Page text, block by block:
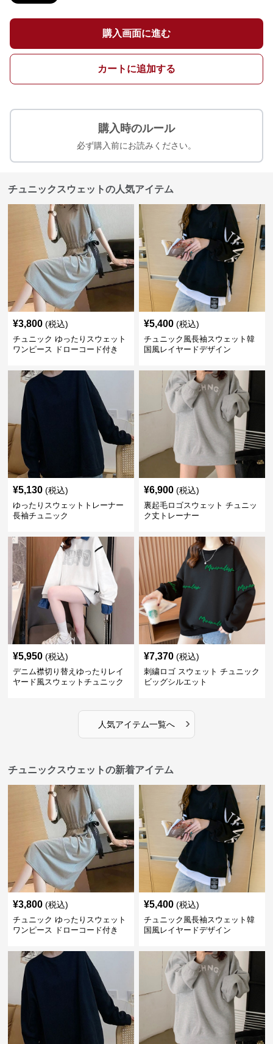
購入画面に進む
カートに追加する
購入時のルール
必ず購入前にお読みください。
チュニックスウェットの人気アイテム
¥3,800 (税込)
チュニック ゆったりスウェット
ワンピース ドローコード付き
¥5,400 (税込)
チュニック風長袖スウェット韓
国風レイヤードデザイン
¥5,130 (税込)
ゆったりスウェットトレーナー
長袖チュニック
¥6,900 (税込)
裏起毛ロゴスウェット チュニッ
ク丈トレーナー
¥5,950 (税込)
デニム襟切り替えゆったりレイ
ヤード風スウェットチュニック
¥7,370 (税込)
刺繍ロゴ スウェット チュニック
ビッグシルエット
人気アイテム一覧へ ›
チュニックスウェットの新着アイテム
¥3,800 (税込)
チュニック ゆったりスウェット
ワンピース ドローコード付き
¥5,400 (税込)
チュニック風長袖スウェット韓
国風レイヤードデザイン